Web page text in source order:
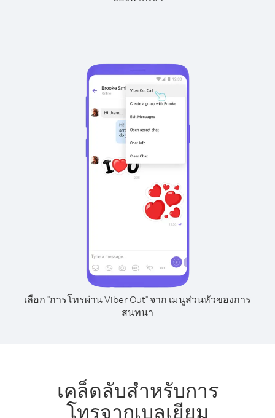
เลือก "การโทรผ่าน Viber Out" จาก เมนูส่วนหัวของการ
สนทนา
เคล็ดลับสำหรับการ
โทรจากเบลเยียม